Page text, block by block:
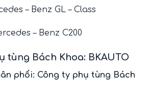
– Benz GL – Class
– Benz C200
tùng Bách Khoa: BKAUTO
phối: Công ty phụ tùng Bách